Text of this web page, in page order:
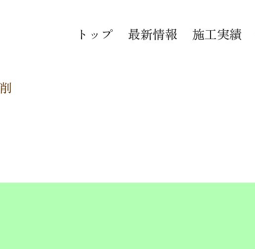
トップ 最新情報 施工実績